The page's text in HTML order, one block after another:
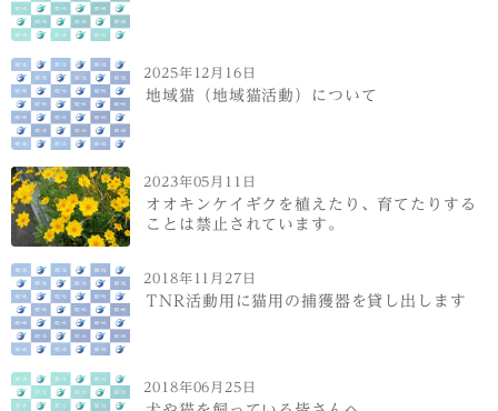
2025年12月16日
地域猫（地域猫活動）について
2023年05月11日
オオキンケイギクを植えたり、育てたりする
ことは禁止されています。
2018年11月27日
TNR活動用に猫用の捕獲器を貸し出します
2018年06月25日